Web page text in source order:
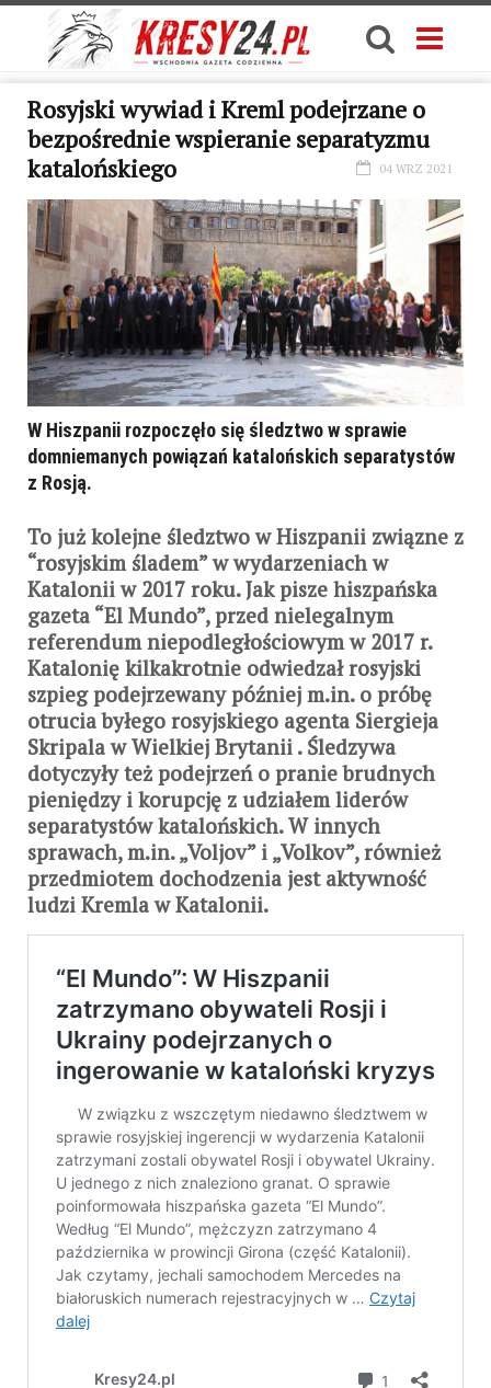
Rosyjski wywiad i Kreml podejrzane o
bezpośrednie wspieranie separatyzmu
katalońskiego
04 WRZ 2021
W Hiszpanii rozpoczęło się śledztwo w sprawie
domniemanych powiązań katalońskich separatystów
z Rosją.
To już kolejne śledztwo w Hiszpanii związne z
“rosyjskim śladem” w wydarzeniach w
Katalonii w 2017 roku. Jak pisze hiszpańska
gazeta “El Mundo”, przed nielegalnym
referendum niepodległościowym w 2017 r.
Katalonię kilkakrotnie odwiedzał rosyjski
szpieg podejrzewany później m.in. o próbę
otrucia byłego rosyjskiego agenta Siergieja
Skripala w Wielkiej Brytanii . Śledzywa
dotyczyły też podejrzeń o pranie brudnych
pieniędzy i korupcję z udziałem liderów
separatystów katalońskich. W innych
sprawach, m.in. „Voljov” i „Volkov”, również
przedmiotem dochodzenia jest aktywność
ludzi Kremla w Katalonii.